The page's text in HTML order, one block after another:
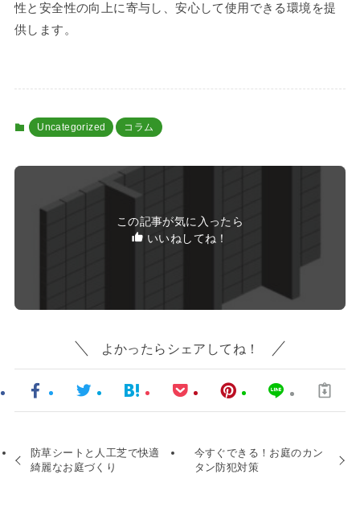
性と安全性の向上に寄与し、安心して使用できる環境を提
供します。
Uncategorized コラム
この記事が気に入ったら
いいねしてね！
よかったらシェアしてね！
防草シートと人工芝で快適
綺麗なお庭づくり
今すぐできる！お庭のカン
タン防犯対策